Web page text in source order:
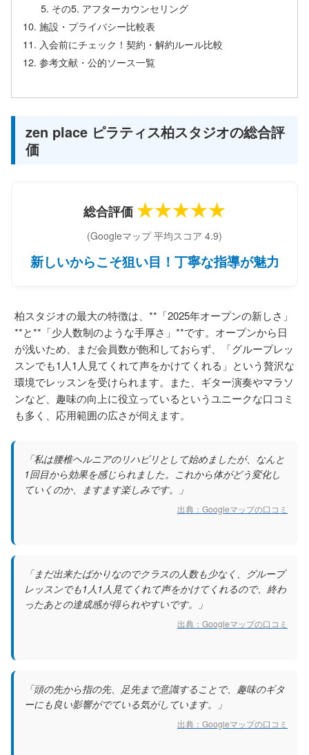
その5. アフターカウンセリング
施設・プライバシー比較表
入会前にチェック！契約・解約ルール比較
参考文献・公的ソース一覧
zen place ピラティス柏スタジオの総合評
価
総合評価★★★★★
(Googleマップ 平均スコア 4.9)
新しいからこそ狙い目！丁寧な指導が魅力
柏スタジオの最大の特徴は、**「2025年オープンの新しさ」
**と**「少人数制のような手厚さ」**です。オープンから日
が浅いため、まだ会員数が飽和しておらず、「グループレッ
スンでも1人1人見てくれて声をかけてくれる」という贅沢な
環境でレッスンを受けられます。また、ギター演奏やマラソ
ンなど、趣味の向上に役立っているというユニークな口コミ
も多く、応用範囲の広さが伺えます。
「私は腰椎ヘルニアのリハビリとして始めましたが、なんと
1回目から効果を感じられました。これから体がどう変化し
ていくのか、ますます楽しみです。」
出典：Googleマップの口コミ
「まだ出来たばかりなのでクラスの人数も少なく、グループ
レッスンでも1人1人見てくれて声をかけてくれるので、終わ
ったあとの達成感が得られやすいです。」
出典：Googleマップの口コミ
「頭の先から指の先、足先まで意識することで、趣味のギタ
ーにも良い影響がでている気がしています。」
出典：Googleマップの口コミ